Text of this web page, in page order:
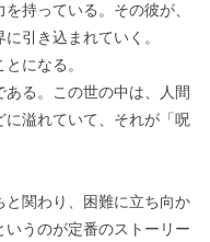
持っている。その彼が、
引き込まれていく。
になる。
る。この世の中は、人間
溢れていて、それが「呪
と関わり、困難に立ち向か
うのが定番のストーリー